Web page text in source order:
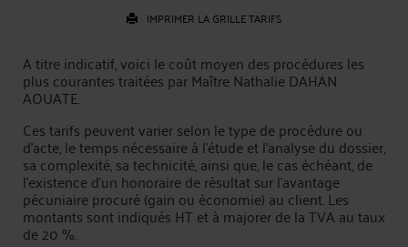
IMPRIMER LA GRILLE TARIFS
A titre indicatif, voici le coût moyen des procédures les
plus courantes traitées par Maître Nathalie DAHAN
AOUATE.
Ces tarifs peuvent varier selon le type de procédure ou
d'acte, le temps nécessaire à l'étude et l'analyse du dossier,
sa complexité, sa technicité, ainsi que, le cas échéant, de
l’existence d’un honoraire de résultat sur l’avantage
pécuniaire procuré (gain ou économie) au client. Les
montants sont indiqués HT et à majorer de la TVA au taux
de 20 %.